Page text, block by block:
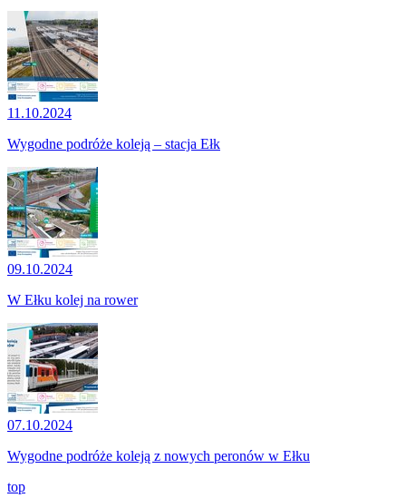
11.10.2024
Wygodne podróże koleją – stacja Ełk
09.10.2024
W Ełku kolej na rower
07.10.2024
Wygodne podróże koleją z nowych peronów w Ełku
top